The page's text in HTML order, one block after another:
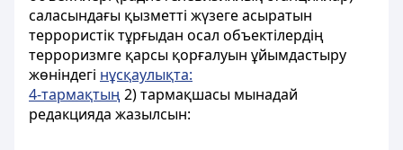
саласындағы қызметті жүзеге асыратын
террористік тұрғыдан осал объектілердің
терроризмге қарсы қорғалуын ұйымдастыру
жөніндегі нұсқаулықта:
4-тармақтың 2) тармақшасы мынадай
редакцияда жазылсын: